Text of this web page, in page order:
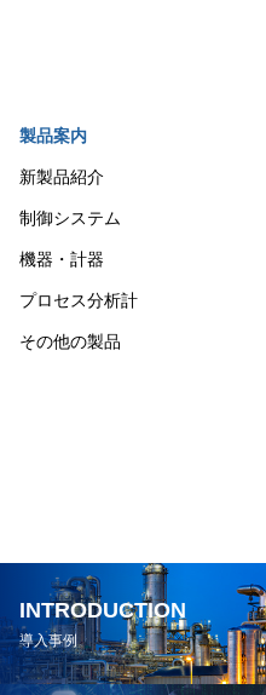
製品案内
新製品紹介
制御システム
機器・計器
プロセス分析計
その他の製品
INTRODUCTION
導入事例